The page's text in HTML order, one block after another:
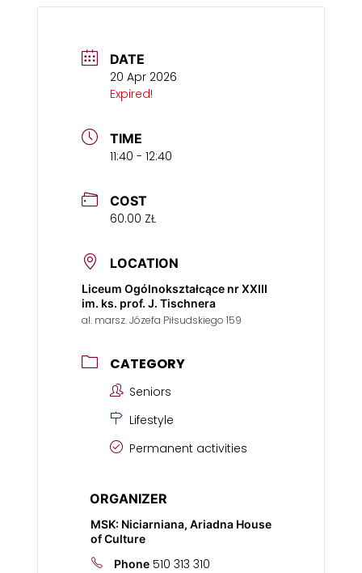
DATE
20 Apr 2026
Expired!
TIME
11:40 - 12:40
COST
60.00 ZŁ
LOCATION
Liceum Ogólnokształcące nr XXIII
im. ks. prof. J. Tischnera
al. marsz. Józefa Piłsudskiego 159
CATEGORY
Seniors
Lifestyle
Permanent activities
ORGANIZER
MSK: Niciarniana, Ariadna House
of Culture
Phone 510 313 310